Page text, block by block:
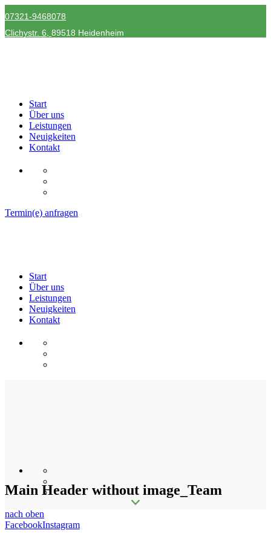
07321-9468078
Clichystr. 6, 89518 Heidenheim
Start
Über uns
Leistungen
Neuigkeiten
Kontakt
Termin(e) anfragen
Start
Über uns
Leistungen
Neuigkeiten
Kontakt
Main Header without image_Team
nach oben
FacebookInstagram